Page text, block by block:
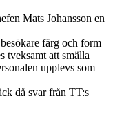
Mats Johansson en
färg och form
tveksamt att smälla
upplevs som
då svar från TT:s